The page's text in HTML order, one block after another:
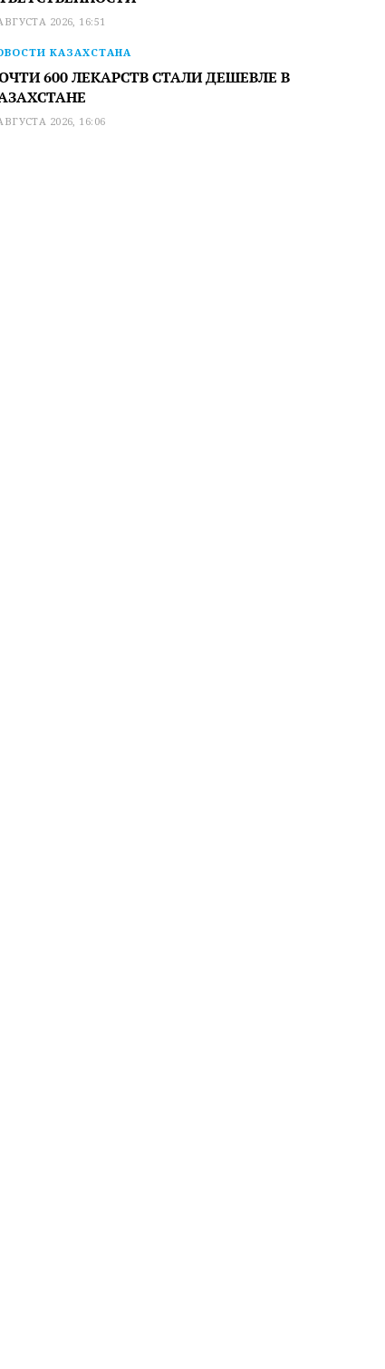
2026, 16:51
КАЗАХСТАНА
600 ЛЕКАРСТВ СТАЛИ ДЕШЕВЛЕ В
2026, 16:06